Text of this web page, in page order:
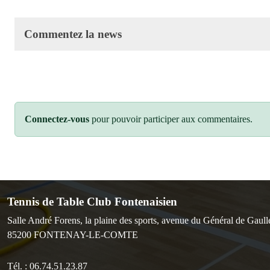
Commentez la news
Connectez-vous pour pouvoir participer aux commentaires.
Tennis de Table Club Fontenaisien
Salle André Forens, la plaine des sports, avenue du Général de
85200 FONTENAY-LE-COMTE
Tél. : 06.74.51.23.87